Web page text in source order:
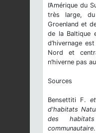
l’Amérique du
très large,
Groenland et
de la Baltique
d’hivernage
Nord et
n’hiverne pas
Sources
Bensettiti F.
d'habitats
des
communautaire